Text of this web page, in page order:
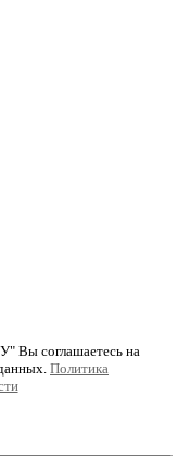
соглашаетесь на
Политика